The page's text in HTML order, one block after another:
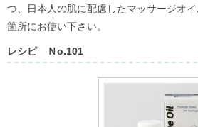
つ、日本人の肌に配慮したマッサージオ
箇所にお使い下さい。
レシピ Ｎo.101